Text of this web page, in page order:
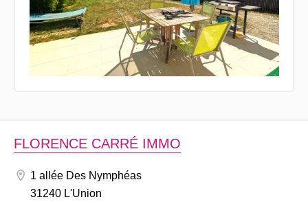
FLORENCE CARRÉ IMMO
1 allée Des Nymphéas
31240 L'Union